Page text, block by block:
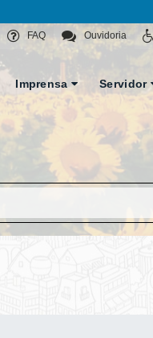
Ouvidoria
FAQ
Imprensa Servidor